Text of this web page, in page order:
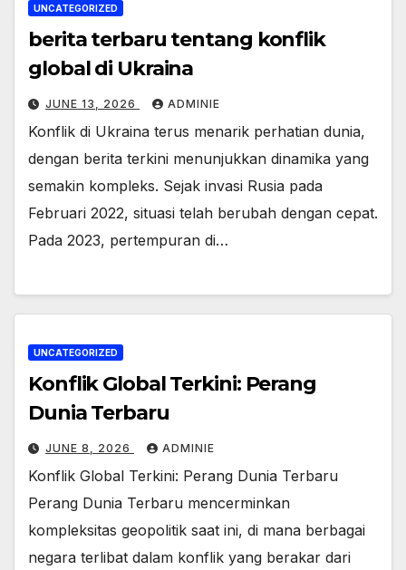
UNCATEGORIZED
berita terbaru tentang konflik
global di Ukraina
JUNE 13, 2026 ADMINIE
Konflik di Ukraina terus menarik perhatian dunia,
dengan berita terkini menunjukkan dinamika yang
semakin kompleks. Sejak invasi Rusia pada
Februari 2022, situasi telah berubah dengan cepat.
Pada 2023, pertempuran di…
UNCATEGORIZED
Konflik Global Terkini: Perang
Dunia Terbaru
JUNE 8, 2026 ADMINIE
Konflik Global Terkini: Perang Dunia Terbaru
Perang Dunia Terbaru mencerminkan
kompleksitas geopolitik saat ini, di mana berbagai
negara terlibat dalam konflik yang berakar dari